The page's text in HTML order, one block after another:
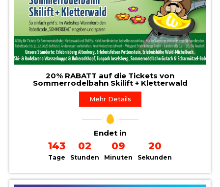
20% RABATT auf die Tickets von
Sommerrodelbahn Skilift + Kletterwald
Mehr Details
Endet in
143
Tage
02
Stunden
09
Minuten
19
Sekunden